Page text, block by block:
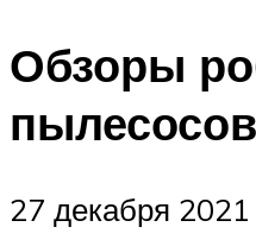
Обзоры
пылесосов
27 декабря 2021